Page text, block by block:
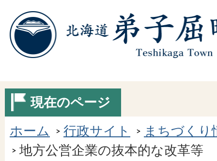
現在のページ
ホーム
行政サイト
まちづくり
地方公営企業の抜本的な改革等